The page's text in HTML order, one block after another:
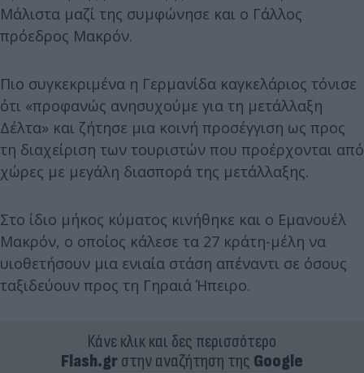
Μάλιστα μαζί της συμφώνησε και ο Γάλλος
πρόεδρος Μακρόν.
Πιο συγκεκριμένα η Γερμανίδα καγκελάριος τόνισε
ότι «προφανώς ανησυχούμε για τη μετάλλαξη
Δέλτα» και ζήτησε μια κοινή προσέγγιση ως προς
τη διαχείριση των τουριστών που προέρχονται από
χώρες με μεγάλη διασπορά της μετάλλαξης.
Στο ίδιο μήκος κύματος κινήθηκε και ο Εμανουέλ
Μακρόν, ο οποίος κάλεσε τα 27 κράτη-μέλη να
υιοθετήσουν μια ενιαία στάση απέναντι σε όσους
ταξιδεύουν προς τη Γηραιά Ήπειρο.
Κάνε κλικ και δες περισσότερο
Flash.grστην αναζήτηση της Google